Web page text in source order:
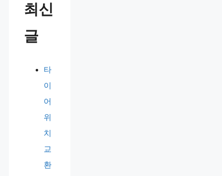
최신
글
타
이
어
위
치
교
환